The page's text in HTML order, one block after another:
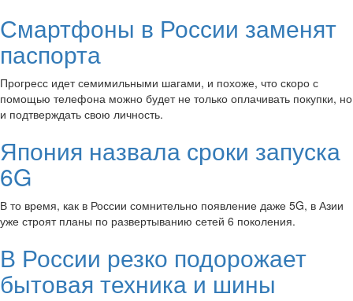
Смартфоны в России заменят
паспорта
Прогресс идет семимильными шагами, и похоже, что скоро с
помощью телефона можно будет не только оплачивать покупки, но
и подтверждать свою личность.
Япония назвала сроки запуска
6G
В то время, как в России сомнительно появление даже 5G, в Азии
уже строят планы по развертыванию сетей 6 поколения.
В России резко подорожает
бытовая техника и шины